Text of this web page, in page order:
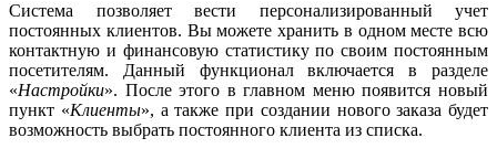
Система позволяет вести персонализированный учет
постоянных клиентов. Вы можете хранить в одном месте всю
контактную и финансовую статистику по своим постоянным
посетителям. Данный функционал включается в разделе
«Настройки». После этого в главном меню появится новый
пункт «Клиенты», а также при создании нового заказа будет
возможность выбрать постоянного клиента из списка.